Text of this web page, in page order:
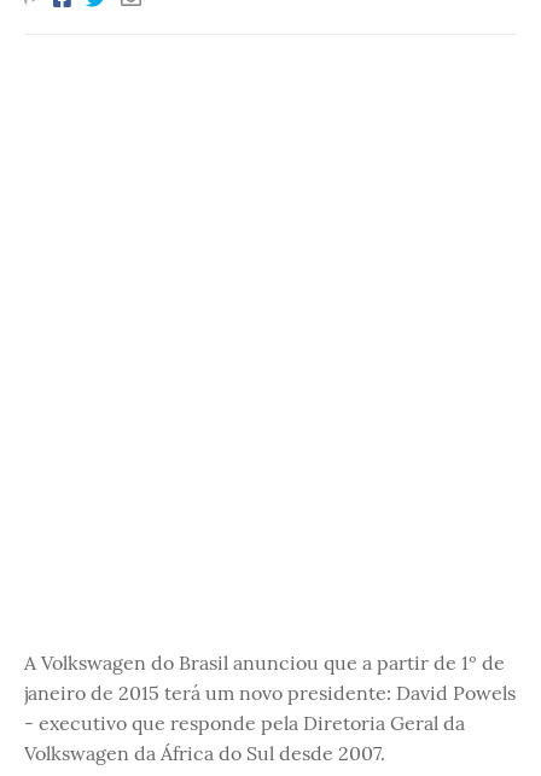
A Volkswagen do Brasil anunciou que a partir de 1º de
janeiro de 2015 terá um novo presidente: David Powels
- executivo que responde pela Diretoria Geral da
Volkswagen da África do Sul desde 2007.